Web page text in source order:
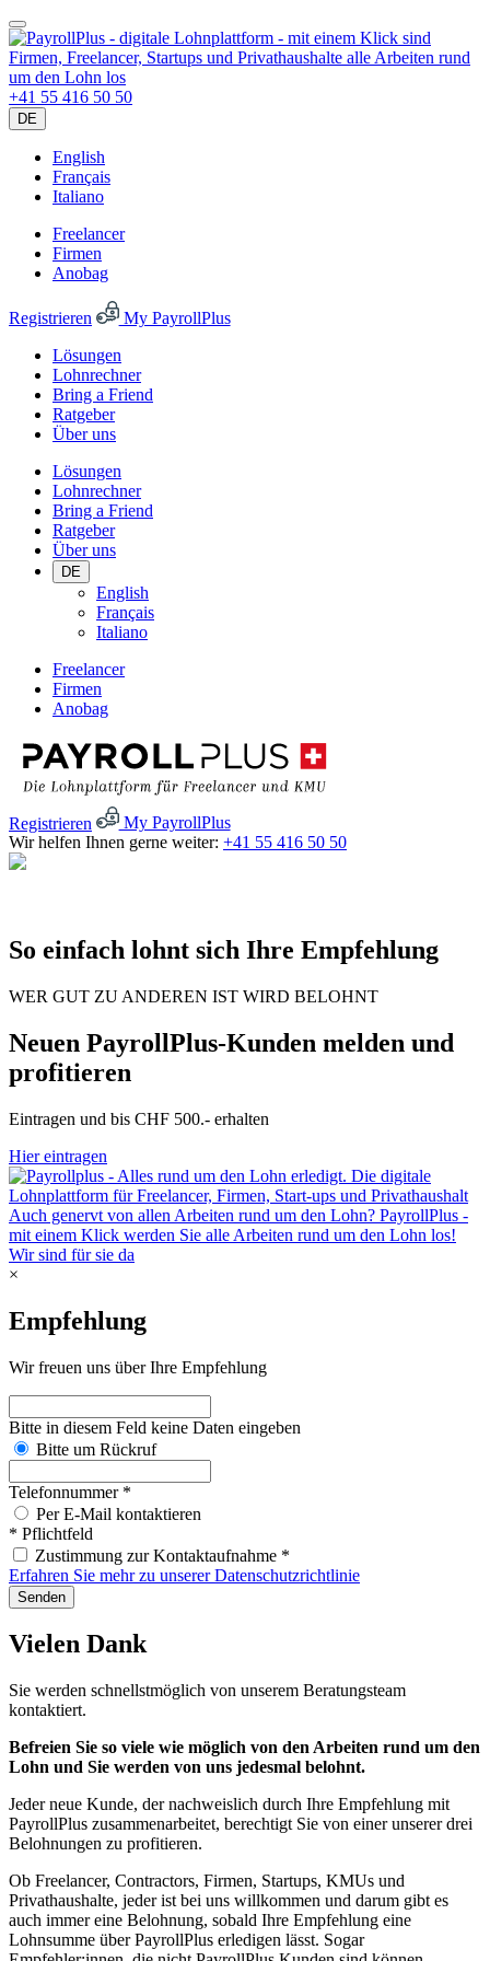
+41 55 416 50 50
DE
English
Français
Italiano
Freelancer
Firmen
Anobag
Registrieren
My PayrollPlus
Lösungen
Lohnrechner
Bring a Friend
Ratgeber
Über uns
Lösungen
Lohnrechner
Bring a Friend
Ratgeber
Über uns
DE
English
Français
Italiano
Freelancer
Firmen
Anobag
Registrieren
My PayrollPlus
Wir helfen Ihnen gerne weiter: +41 55 416 50 50
So einfach lohnt sich Ihre Empfehlung
WER GUT ZU ANDEREN IST WIRD BELOHNT
Neuen PayrollPlus-Kunden melden und
profitieren
Eintragen und bis CHF 500.- erhalten
Hier eintragen
Wir sind für sie da
×
Empfehlung
Wir freuen uns über Ihre Empfehlung
Bitte in diesem Feld keine Daten eingeben
Bitte um Rückruf
Telefonnummer *
Per E-Mail kontaktieren
* Pflichtfeld
Zustimmung zur Kontaktaufnahme *
Erfahren Sie mehr zu unserer Datenschutzrichtlinie
Senden
Vielen Dank
Sie werden schnellstmöglich von unserem Beratungsteam
kontaktiert.
Befreien Sie so viele wie möglich von den Arbeiten rund um den
Lohn und Sie werden von uns jedesmal belohnt.
Jeder neue Kunde, der nachweislich durch Ihre Empfehlung mit
PayrollPlus zusammenarbeitet, berechtigt Sie von einer unserer drei
Belohnungen zu profitieren.
Ob Freelancer, Contractors, Firmen, Startups, KMUs und
Privathaushalte, jeder ist bei uns willkommen und darum gibt es
auch immer eine Belohnung, sobald Ihre Empfehlung eine
Lohnsumme über PayrollPlus erledigen lässt. Sogar